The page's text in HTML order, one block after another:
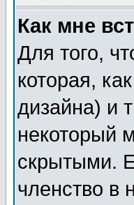
Как мне
Для того,
которая,
дизайна) и
некоторый
скрытыми.
членство в